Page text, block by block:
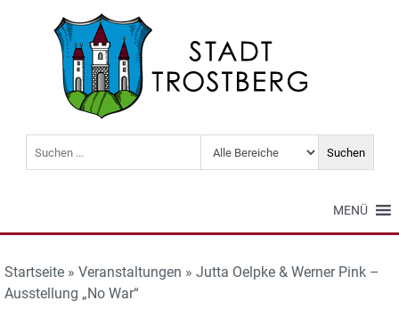
MENÜ
Startseite » Veranstaltungen » Jutta Oelpke & Werner Pink –
Ausstellung „No War“